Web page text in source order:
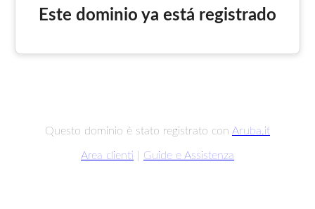
Este dominio ya está registrado
Questo dominio è stato registrato con Aruba.it
Area clienti Guide e Assistenza